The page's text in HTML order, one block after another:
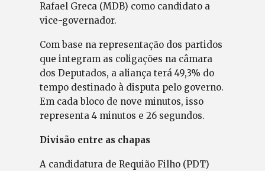
Rafael Greca (MDB) como candidato a
vice-governador.
Com base na representação dos partidos
que integram as coligações na câmara
dos Deputados, a aliança terá 49,3% do
tempo destinado à disputa pelo governo.
Em cada bloco de nove minutos, isso
representa 4 minutos e 26 segundos.
Divisão entre as chapas
A candidatura de Requião Filho (PDT)